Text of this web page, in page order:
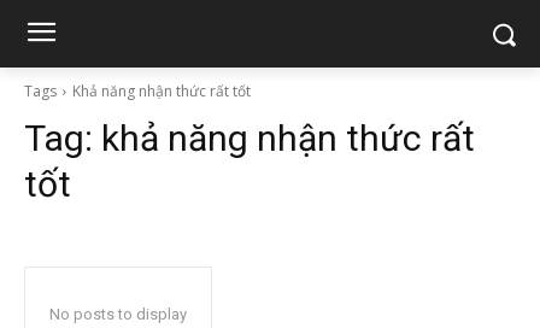
Tags Khả năng nhận thức rất tốt
Tag: khả năng nhận thức rất
tốt
No posts to display